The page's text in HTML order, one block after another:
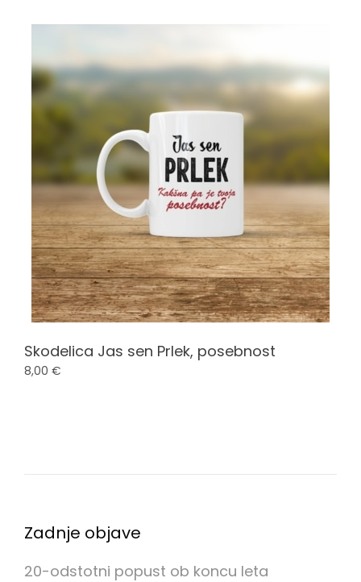
2
0
o
g
Skodelica Jas sen Prlek, posebnost
8,00 €
Zadnje objave
20-odstotni popust ob koncu leta